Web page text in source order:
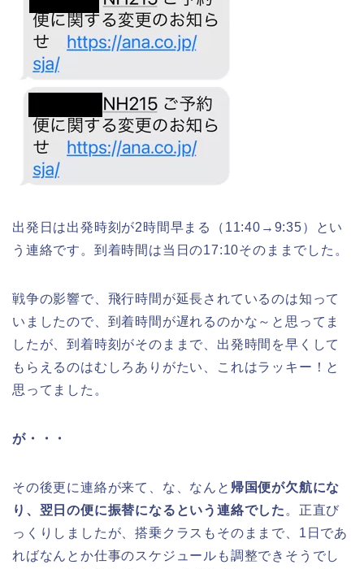
出発日は出発時刻が2時間早まる（11:40→9:35）とい
う連絡です。到着時間は当日の17:10そのままでした。
戦争の影響で、飛行時間が延長されているのは知って
いましたので、到着時間が遅れるのかな～と思ってま
したが、到着時刻がそのままで、出発時間を早くして
もらえるのはむしろありがたい、これはラッキー！と
思ってました。
が・・・
その後更に連絡が来て、な、なんと 帰国便が欠航にな
り、翌日の便に振替になるという連絡でした 。正直び
っくりしましたが、搭乗クラスもそのままで、1日であ
ればなんとか仕事のスケジュールも調整できそうでし